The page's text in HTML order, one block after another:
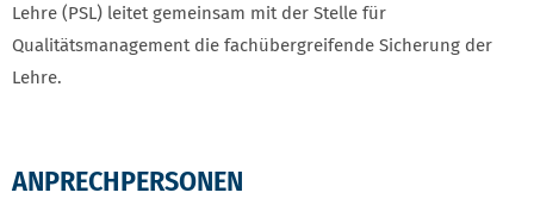
Lehre (PSL) leitet gemeinsam mit der Stelle für
Qualitätsmanagement die fachübergreifende Sicherung der
Lehre.
ANPRECHPERSONEN